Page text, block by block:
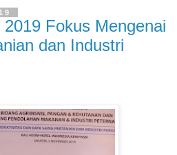
Fokus Mengenai
dan Industri